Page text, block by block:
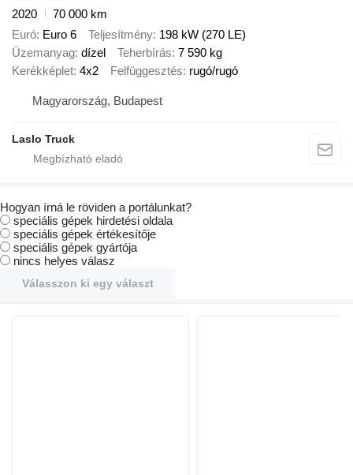
2020
70 000 km
Euró Euro 6 Teljesítmény 198 kW (270 LE)
Üzemanyag dízel Teherbírás 7 590 kg
Kerékképlet 4x2 Felfüggesztés rugó/rugó
Magyarország, Budapest
Laslo Truck
Hogyan írná le röviden a portálunkat?
speciális gépek hirdetési oldala
speciális gépek értékesítője
speciális gépek gyártója
nincs helyes válasz
Válasszon ki egy választ